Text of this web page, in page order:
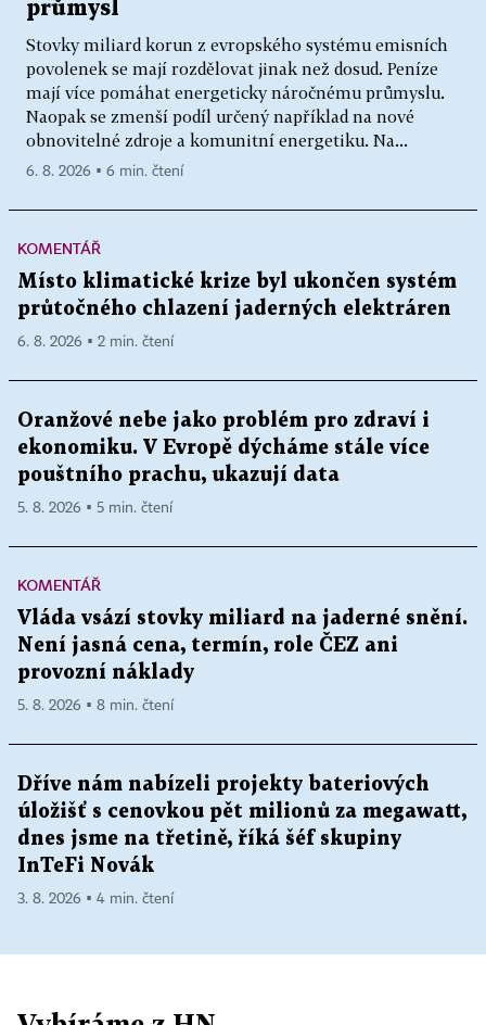
průmysl
Stovky miliard korun z evropského systému emisních
povolenek se mají rozdělovat jinak než dosud. Peníze
mají více pomáhat energeticky náročnému průmyslu.
Naopak se zmenší podíl určený například na nové
obnovitelné zdroje a komunitní energetiku. Na...
6. 8. 2026 ▪ 6 min. čtení
KOMENTÁŘ
Místo klimatické krize byl ukončen systém
průtočného chlazení jaderných elektráren
6. 8. 2026 ▪ 2 min. čtení
Oranžové nebe jako problém pro zdraví i
ekonomiku. V Evropě dýcháme stále více
pouštního prachu, ukazují data
5. 8. 2026 ▪ 5 min. čtení
KOMENTÁŘ
Vláda vsází stovky miliard na jaderné snění.
Není jasná cena, termín, role ČEZ ani
provozní náklady
5. 8. 2026 ▪ 8 min. čtení
Dříve nám nabízeli projekty bateriových
úložišť s cenovkou pět milionů za megawatt,
dnes jsme na třetině, říká šéf skupiny
InTeFi Novák
3. 8. 2026 ▪ 4 min. čtení